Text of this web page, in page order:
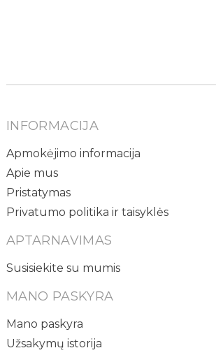
INFORMACIJA
Apmokėjimo informacija
Apie mus
Pristatymas
Privatumo politika ir taisyklės
APTARNAVIMAS
Susisiekite su mumis
MANO PASKYRA
Mano paskyra
Užsakymų istorija